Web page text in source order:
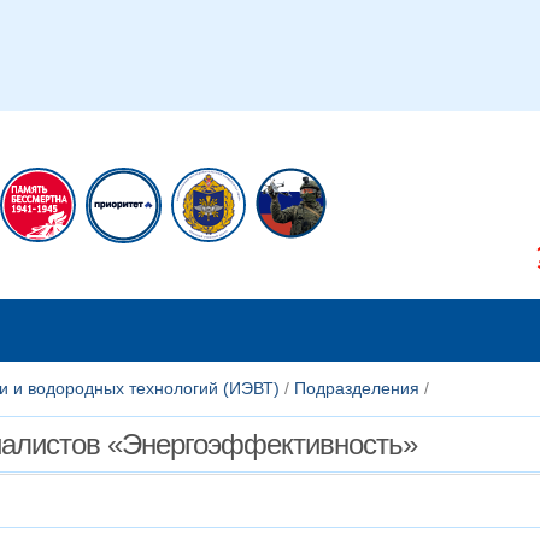
и водородных технологий (ИЭВТ) / Подразделения /
«Энергоэффективность»